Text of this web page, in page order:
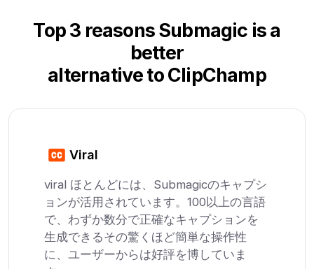
Top 3 reasons Submagic is a
better
alternative to ClipChamp
Viral
viral ほとんどには、Submagicのキャプシ
ョンが活用されています。100以上の言語
で、わずか数分で正確なキャプションを
生成できるその驚くほど簡単な操作性
に、ユーザーからは好評を博していま